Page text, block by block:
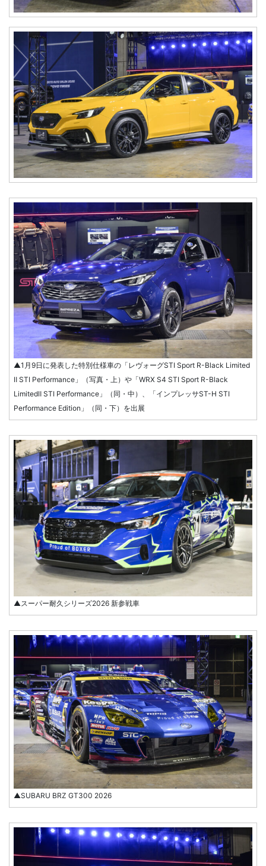
▲1月9日に発表した特別仕様車の「レヴォーグSTI Sport R-Black Limited
Ⅱ STI Performance」（写真・上）や「WRX S4 STI Sport R-Black
LimitedⅡ STI Performance」（同・中）、「インプレッサST-H STI
Performance Edition」（同・下）を出展
▲スーパー耐久シリーズ2026 新参戦車
▲SUBARU BRZ GT300 2026